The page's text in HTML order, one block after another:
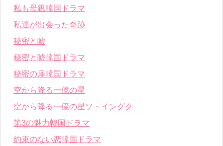
私も母親韓国ドラマ
私達が出会った奇跡
秘密と嘘
秘密と嘘韓国ドラマ
秘密の扉韓国ドラマ
空から降る一億の星
空から降る一億の星ソ・イングク
第3の魅力韓国ドラマ
約束のない恋韓国ドラマ